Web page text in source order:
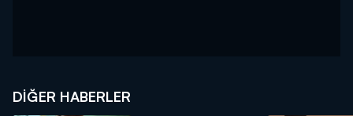
DIĞER HABERLER